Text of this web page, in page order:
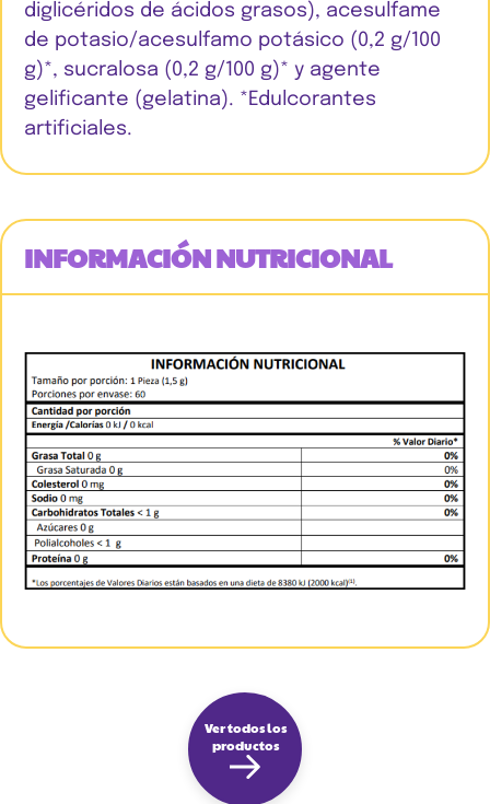
diglicéridos de ácidos grasos), acesulfame
de potasio/acesulfamo potásico (0,2 g/100
g)*, sucralosa (0,2 g/100 g)* y agente
gelificante (gelatina). *Edulcorantes
artificiales.
INFORMACIÓN NUTRICIONAL
Ver todos los
productos